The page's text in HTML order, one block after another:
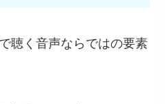
聴く音声ならではの要素